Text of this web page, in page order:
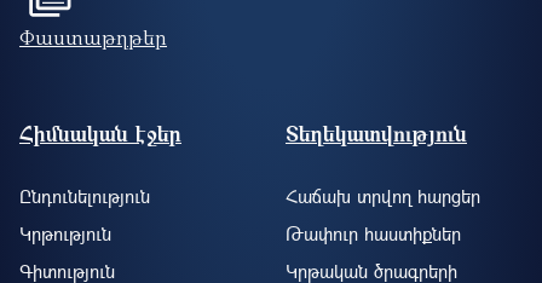
Փաստաթղթեր
Footer site information
Հիմնական էջեր
Ընդունելություն
Կրթություն
Գիտություն
Տեղեկատվություն
Հաճախ տրվող հարցեր
Թափուր հաստիքներ
Կրթական ծրագրերի